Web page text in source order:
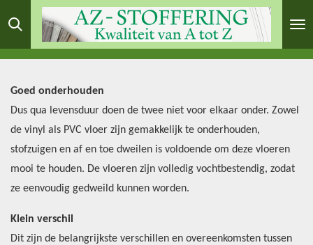
Ga
direct
hoofdinhoud
Goed onderhouden
Dus qua levensduur doen de twee niet voor elkaar onder. Zowel
de vinyl als PVC vloer zijn gemakkelijk te onderhouden,
stofzuigen en af en toe dweilen is voldoende om deze vloeren
mooi te houden. De vloeren zijn volledig vochtbestendig, zodat
ze eenvoudig gedweild kunnen worden.
Klein verschil
Dit zijn de belangrijkste verschillen en overeenkomsten tussen